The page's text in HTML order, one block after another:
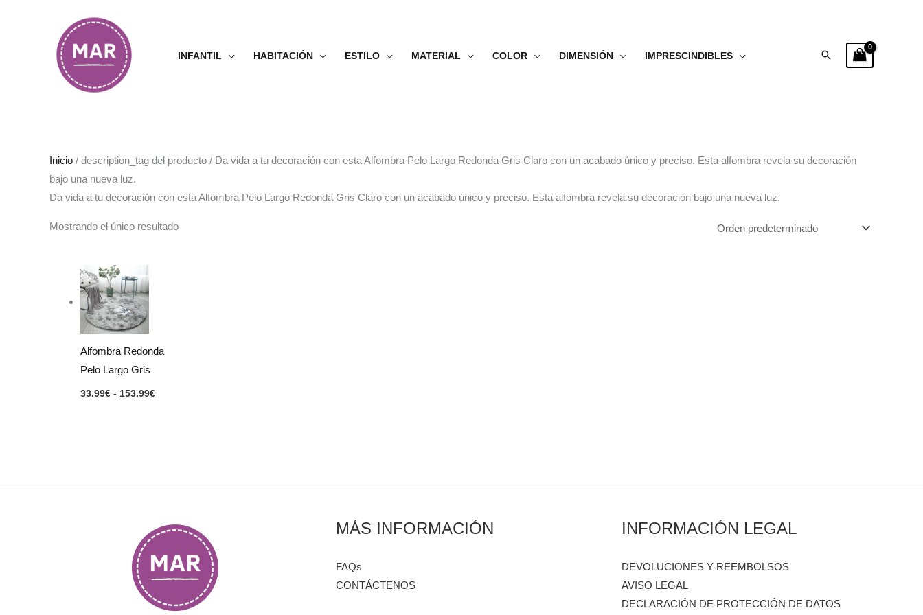
INFANTIL HABITACIÓN ESTILO MATERIAL COLOR DIMENSIÓN IMPRESCINDIBLES Buscar
Inicio / description_tag del producto / Da vida a tu decoración con esta Alfombra Pelo Largo Redonda Gris Claro con un acabado único y preciso. Esta alfombra revela su decoración
bajo una nueva luz.
Da vida a tu decoración con esta Alfombra Pelo Largo Redonda Gris Claro con un acabado único y preciso. Esta alfombra revela su decoración bajo una nueva luz.
Mostrando el único resultado
Alfombra Redonda
Pelo Largo Gris
33.99€ - 153.99€
MÁS INFORMACIÓN
FAQs
CONTÁCTENOS
INFORMACIÓN LEGAL
DEVOLUCIONES Y REEMBOLSOS
AVISO LEGAL
DECLARACIÓN DE PROTECCIÓN DE DATOS